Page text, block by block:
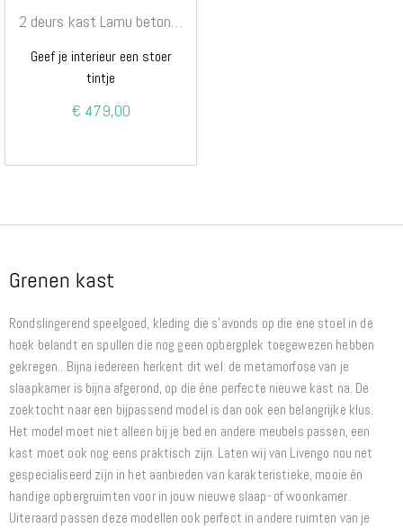
2 deurs kast Lamu betongrijs
Geef je interieur een stoer
tintje
€ 479,00
Grenen kast
Rondslingerend speelgoed, kleding die s'avonds op die ene stoel in de
hoek belandt en spullen die nog geen opbergplek toegewezen hebben
gekregen.. Bijna iedereen herkent dit wel: de metamorfose van je
slaapkamer is bijna afgerond, op die éne perfecte nieuwe kast na. De
zoektocht naar een bijpassend model is dan ook een belangrijke klus.
Het model moet niet alleen bij je bed en andere meubels passen, een
kast moet ook nog eens praktisch zijn. Laten wij van Livengo nou net
gespecialiseerd zijn in het aanbieden van karakteristieke, mooie én
handige opbergruimten voor in jouw nieuwe slaap- of woonkamer.
Uiteraard passen deze modellen ook perfect in andere ruimten van je